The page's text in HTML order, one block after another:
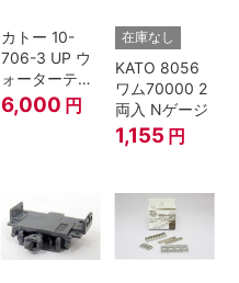
カトー 10-
706-3 UP ウ
ォーターテン
ダー 2両入
6,000 円
在庫なし
KATO 8056
ワム70000 2
両入 Nゲージ
1,155 円